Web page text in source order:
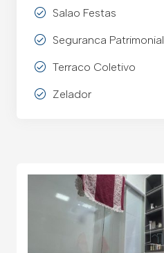
Salao Festas
Seguranca Patrimonial
Terraco Coletivo
Zelador